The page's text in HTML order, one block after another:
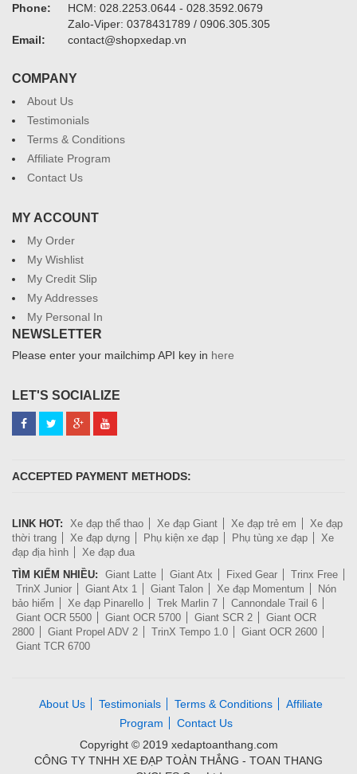
Phone:
HCM: 028.2253.0644 - 028.3592.0679
Zalo-Viper: 0378431789 / 0906.305.305
Email:
contact@shopxedap.vn
COMPANY
About Us
Testimonials
Terms & Conditions
Affiliate Program
Contact Us
MY ACCOUNT
My Order
My Wishlist
My Credit Slip
My Addresses
My Personal In
NEWSLETTER
Please enter your mailchimp API key in here
LET'S SOCIALIZE
ACCEPTED PAYMENT METHODS:
LINK HOT: Xe đạp thể thao Xe đạp Giant Xe đạp trẻ em
Xe đạp
thời trang
Xe đạp dựng Phụ kiện xe đạp Phụ tùng xe đạp
Xe
đạp địa hình
Xe đạp đua
TÌM KIẾM NHIỀU:
Giant Latte Giant Atx Fixed Gear
Trinx Free
TrinX Junior
Giant Atx 1 Giant Talon Xe đạp Momentum
Nón
bảo hiểm
Xe đạp Pinarello Trek Marlin 7
Cannondale Trail 6
Giant OCR 5500
Giant OCR 5700 Giant SCR 2
Giant OCR
2800
Giant Propel ADV 2 TrinX Tempo 1.0
Giant OCR 2600
Giant TCR 6700
About Us Testimonials Terms & Conditions
Affiliate
Program
Contact Us
Copyright © 2019 xedaptoanthang.com
CÔNG TY TNHH XE ĐẠP TOÀN THẮNG - TOAN THANG